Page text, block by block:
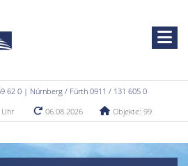
62 0 | Nürnberg / Fürth 0911 / 131 605 0
06.08.2026 Objekte: 99